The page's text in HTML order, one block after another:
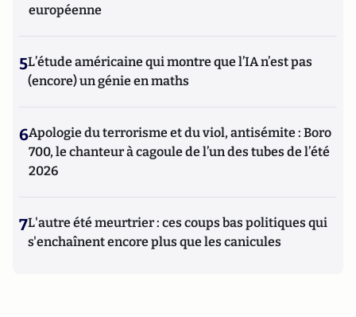
européenne
5L’étude américaine qui montre que l’IA n’est pas
(encore) un génie en maths
6Apologie du terrorisme et du viol, antisémite : Boro
700, le chanteur à cagoule de l’un des tubes de l’été
2026
7L'autre été meurtrier : ces coups bas politiques qui
s'enchaînent encore plus que les canicules